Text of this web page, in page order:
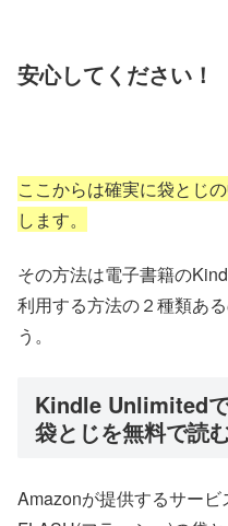
安心してください！
ここからは確実に袋とじ
します。
その方法は電子書籍の
利用する方法の２種類あ
う。
Kindle Unlimited
袋とじを無料で読
Amazonが提供するサー